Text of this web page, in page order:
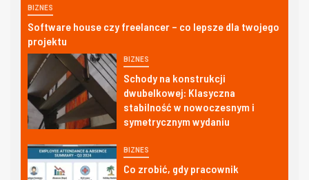
BIZNES
Software house czy freelancer – co lepsze dla twojego
projektu
BIZNES
Schody na konstrukcji
dwubelkowej: Klasyczna
stabilność w nowoczesnym i
symetrycznym wydaniu
BIZNES
Co zrobić, gdy pracownik